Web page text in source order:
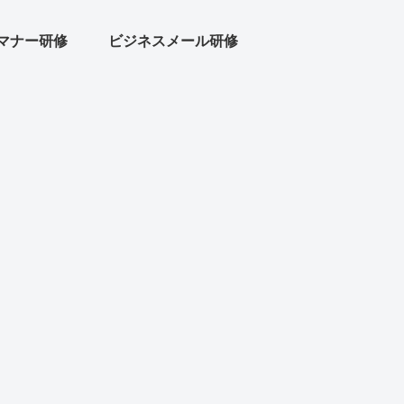
ナー研修 ビジネスメール研修